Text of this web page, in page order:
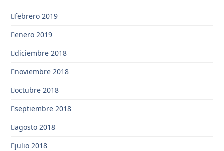
febrero 2019
enero 2019
diciembre 2018
noviembre 2018
octubre 2018
septiembre 2018
agosto 2018
julio 2018